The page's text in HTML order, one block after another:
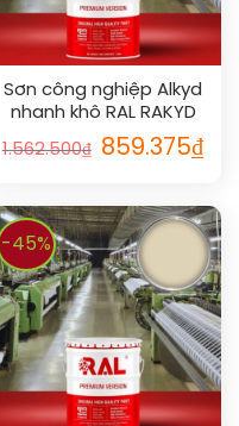
Sơn công nghiệp Alkyd
nhanh khô RAL RAKYD
QD 1027
1.562.500₫ 859.375₫
-45%